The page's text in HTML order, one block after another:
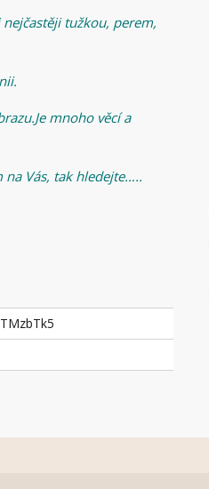
tužkou, perem,
mnoho věcí a
na Vás, tak hledejte…..